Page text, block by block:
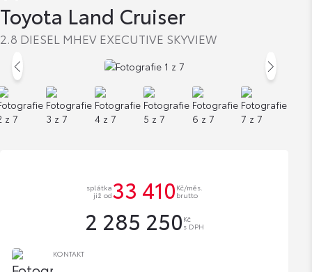
Toyota Land Cruiser
2.8 DIESEL MHEV EXECUTIVE SKYVIEW
KONTAKT
splátka
již od33 410 Kč/měs.
brutto
2 285 250 Kč
s DPH